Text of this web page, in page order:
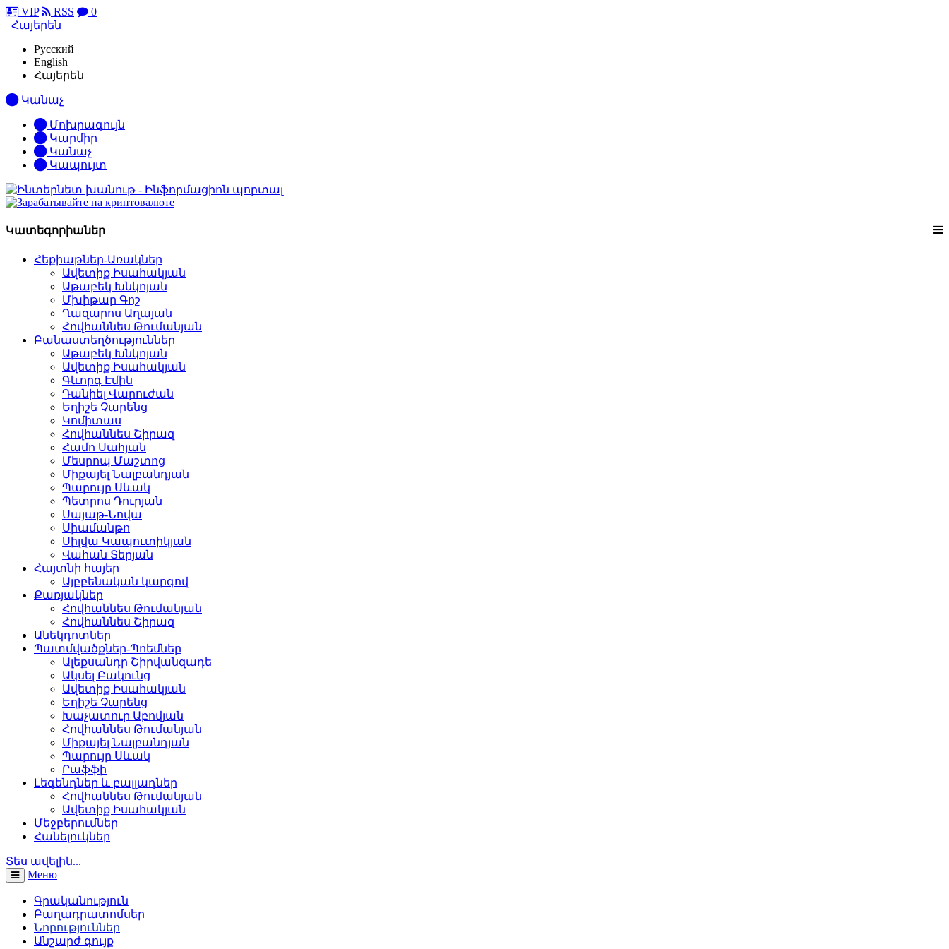
VIP RSS
0
Հայերեն
Русский
English
Հայերեն
Կանաչ
Մոխրագույն
Կարմիր
Կանաչ
Կապույտ
Կատեգորիաներ
Հեքիաթներ-Առակներ
Ավետիք Իսահակյան
Աթաբեկ Խնկոյան
Մխիթար Գոշ
Ղազարոս Աղայան
Հովհաննես Թումանյան
Բանաստեղծություններ
Աթաբեկ Խնկոյան
Ավետիք Իսահակյան
Գևորգ Էմին
Դանիել Վարուժան
Եղիշե Չարենց
Կոմիտաս
Հովհաննես Շիրազ
Համո Սահյան
Մեսրոպ Մաշտոց
Միքայել Նալբանդյան
Պարույր Սևակ
Պետրոս Դուրյան
Սայաթ-Նովա
Սիամանթո
Սիլվա Կապուտիկյան
Վահան Տերյան
Հայտնի հայեր
Այբբենական կարգով
Քառյակներ
Հովհաննես Թումանյան
Հովհաննես Շիրազ
Անեկդոտներ
Պատմվածքներ-Պոեմներ
Ալեքսանդր Շիրվանզադե
Ակսել Բակունց
Ավետիք Իսահակյան
Եղիշե Չարենց
Խաչատուր Աբովյան
Հովհաննես Թումանյան
Միքայել Նալբանդյան
Պարույր Սևակ
Րաֆֆի
Լեգենդներ և բալլադներ
Հովհաննես Թումանյան
Ավետիք Իսահակյան
Մեջբերումներ
Հանելուկներ
Տես ավելին...
Меню
Գրականություն
Բաղադրատոմսեր
Նորություններ
Անշարժ գույք